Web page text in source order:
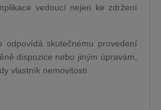
vedoucí nejen ke zdržení
odpovídá skutečnému provedení
dispozice nebo jiným úpravám,
vlastník nemovitosti.